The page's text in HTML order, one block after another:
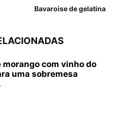
Bavaroise de gelatina
morango com vinho do
uma sobremesa